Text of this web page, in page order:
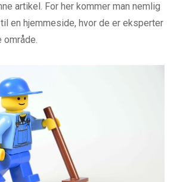
artikel. For her kommer man nemlig
en hjemmeside, hvor de er eksperter
område.